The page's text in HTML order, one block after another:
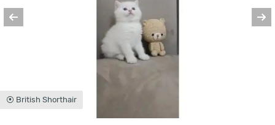
⦿ British Shorthair